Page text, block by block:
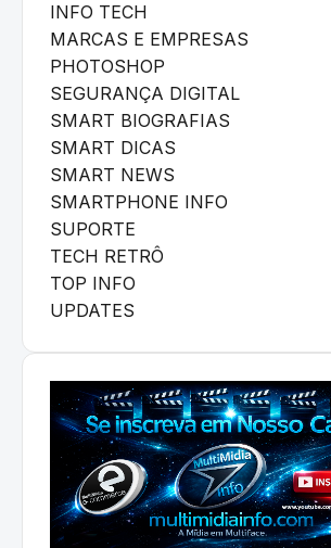
INFO TECH
MARCAS E EMPRESAS
PHOTOSHOP
SEGURANÇA DIGITAL
SMART BIOGRAFIAS
SMART DICAS
SMART NEWS
SMARTPHONE INFO
SUPORTE
TECH RETRÔ
TOP INFO
UPDATES